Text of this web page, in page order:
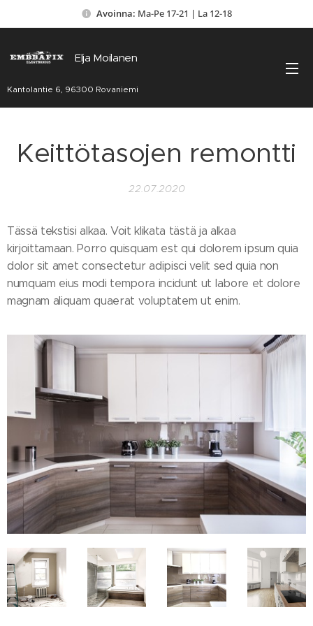
Avoinna: Ma-Pe 17-21 | La 12-18
Elja Moilanen
Kantolantie 6, 96300 Rovaniemi
Keittötasojen remontti
22.07.2020
Tässä tekstisi alkaa. Voit klikata tästä ja alkaa
kirjoittamaan. Porro quisquam est qui dolorem ipsum quia
dolor sit amet consectetur adipisci velit sed quia non
numquam eius modi tempora incidunt ut labore et dolore
magnam aliquam quaerat voluptatem ut enim.